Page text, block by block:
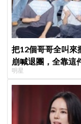
把12個哥哥全叫來
崩喊退團，全靠這
明星